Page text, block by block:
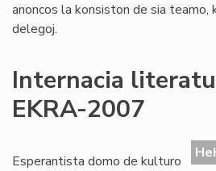
anoncos la konsiston de sia teamo,
delegoj.
Internacia
EKRA-2007
Esperantista domo de kulturo